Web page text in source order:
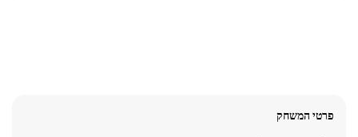
פרטי המשחק